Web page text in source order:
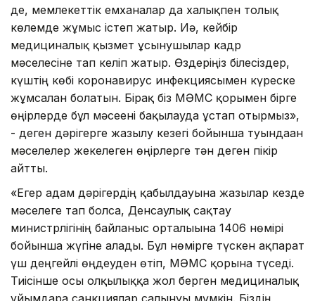
де, мемлекеттік емханалар да халықпен толық
көлемде жұмыс істеп жатыр. Иә, кейбір
медициналық қызмет ұсынушылар кадр
мәселесіне тап келіп жатыр. Өздеріңіз білесіздер,
күштің көбі коронавирус инфекциясымен күреске
жұмсалған болатын. Бірақ біз МӘМС қорымен бірге
өңірлерде бұл мәсеені бақылауда ұстап отырмыз»,
- деген дәрігерге жазылу кезегі бойынша туындаған
мәселелер жекелеген өңірлерге тән деген пікір
айтты.
«Егер адам дәрігердің қабылдауына жазылар кезде
мәселеге тап болса, Денсаулық сақтау
министрлігінің байланыс орталығына 1406 нөмірі
бойынша жүгіне алады. Бұл нөмірге түскен ақпарат
үш деңгейлі өңдеуден өтіп, МӘМС қорына түседі.
Тиісінше осы олқылыққа жол берген медициналық
ұйымдарға санкциялар салынуы мүмкін. Біздің